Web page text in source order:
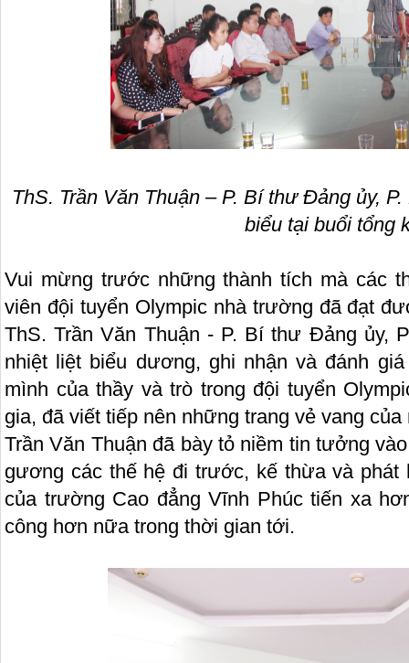
ThS. Trần Văn Thuận – P. Bí thư Đảng ủy,
biểu tại buổi tổng
Vui mừng trước những thành tích mà các
viên đội tuyển Olympic nhà trường đã đạt
ThS. Trần Văn Thuận - P. Bí thư Đảng ủy,
nhiệt liệt biểu dương, ghi nhận và đánh
mình của thầy và trò trong đội tuyển
gia, đã viết tiếp nên những trang vẻ vang
Trần Văn Thuận đã bày tỏ niềm tin tưởng
gương các thế hệ đi trước, kế thừa và phát
của trường Cao đẳng Vĩnh Phúc tiến xa
công hơn nữa trong thời gian tới.